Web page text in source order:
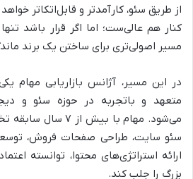
از طریق سئو، کارآمدتر و قابل‌اتکاتر
کنار هم عالی‌ست؛ اما اگر قرار باشد
مسیر اصولی‌تری برای ساختن یک برند
در این مسیر، آژانس بازاریابی مهام
متعهد و باتجربه در حوزه سئو و
می‌شود. مهام با بیش
سئو سایت، طراحی صفحات فروش،
ارائه استراتژی‌های محتوا، توانسته
بزرگ را جلب کند.